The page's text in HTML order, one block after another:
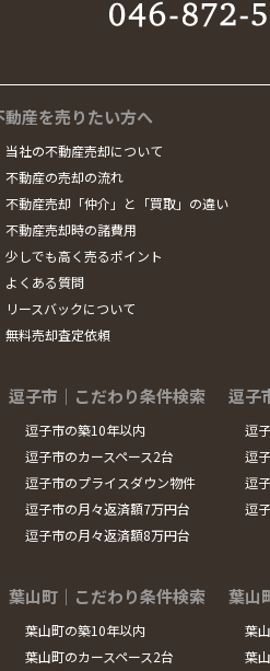
動産を売りたい方へ
当社の不動産売却について
不動産の売却の流れ
不動産売却「仲介」と「買取」の違い
不動産売却時の諸費用
少しでも高く売るポイント
よくある質問
リースバックについて
無料売却査定依頼
逗子市｜こだわり条件検索
逗子市の築10年以内
逗子市のカースペース2台
逗子市のプライスダウン物件
逗子市の月々返済額7万円台
逗子市の月々返済額8万円台
逗子
逗
逗
逗
逗
葉山町｜こだわり条件検索
葉山町の築10年以内
葉山町のカースペース2台
葉山
葉
葉